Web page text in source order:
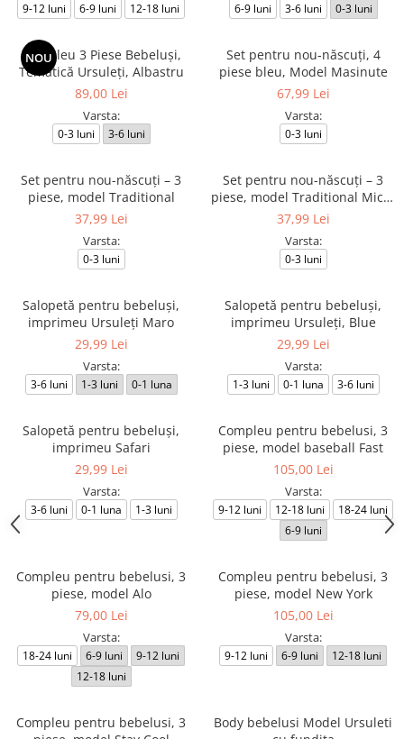
9-12 luni 6-9 luni 12-18 luni 6-9 luni 3-6 luni 0-3 luni
NOU
Compleu 3 Piese Bebeluși,
Tematică Ursuleți, Albastru
89,00 Lei
Varsta:
0-3 luni 3-6 luni
Set pentru nou-născuți, 4
piese bleu, Model Masinute
67,99 Lei
Varsta:
0-3 luni
Set pentru nou-născuți – 3
piese, model Traditional
37,99 Lei
Varsta:
0-3 luni
Set pentru nou-născuți – 3
piese, model Traditional Micul
Românaș
37,99 Lei
Varsta:
0-3 luni
Salopetă pentru bebeluși,
imprimeu Ursuleți Maro
29,99 Lei
Varsta:
3-6 luni 1-3 luni 0-1 luna
Salopetă pentru bebeluși,
imprimeu Ursuleți, Blue
29,99 Lei
Varsta:
1-3 luni 0-1 luna 3-6 luni
Salopetă pentru bebeluși,
imprimeu Safari
29,99 Lei
Varsta:
3-6 luni 0-1 luna 1-3 luni
Compleu pentru bebelusi, 3
piese, model baseball Fast
105,00 Lei
Varsta:
9-12 luni 12-18 luni
18-24 luni
6-9 luni
Compleu pentru bebelusi, 3
piese, model Alo
79,00 Lei
Varsta:
18-24 luni 6-9 luni
9-12 luni
12-18 luni
Compleu pentru bebelusi, 3
piese, model New York
105,00 Lei
Varsta:
9-12 luni 6-9 luni 12-18 luni
Compleu pentru bebelusi, 3
Body bebelusi Model Ursuleti